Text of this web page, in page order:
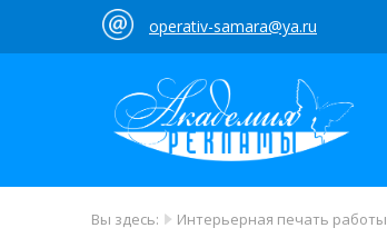
operativ-samara@ya.ru
Вы здесь: Интерьерная печать работы